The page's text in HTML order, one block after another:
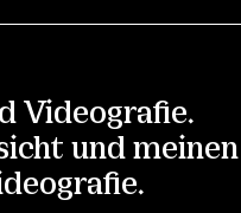
Videografie.
und meinen